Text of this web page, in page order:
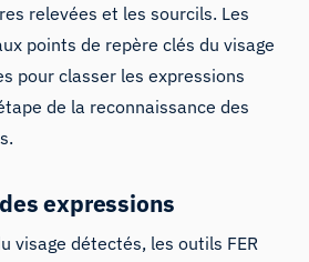
relevées et les sourcils. Les
points de repère clés du visage
pour classer les expressions
de la reconnaissance des
expressions
visage détectés, les outils FER